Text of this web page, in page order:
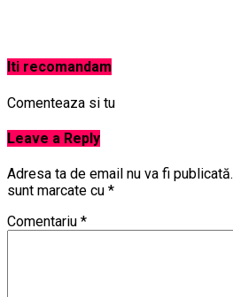
Iti recomandam
Comenteaza si tu
Leave a Reply
Adresa ta de email nu va fi publicată.
sunt marcate cu *
Comentariu *